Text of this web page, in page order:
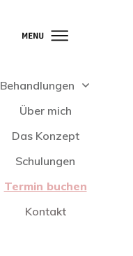
Behandlungen
Über mich
Das Konzept
Schulungen
Termin buchen
Kontakt